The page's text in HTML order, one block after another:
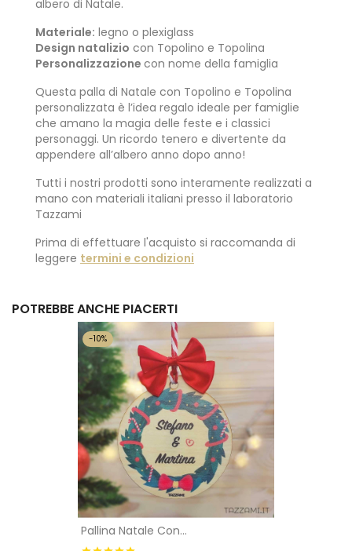
albero di Natale.
Materiale: legno o plexiglass
Design natalizio con Topolino e Topolina
Personalizzazione con nome della famiglia
Questa palla di Natale con Topolino e Topolina
personalizzata è l’idea regalo ideale per famiglie
che amano la magia delle feste e i classici
personaggi. Un ricordo tenero e divertente da
appendere all’albero anno dopo anno!
Tutti i nostri prodotti sono interamente realizzati a
mano con materiali italiani presso il laboratorio
Tazzami
Prima di effettuare l'acquisto si raccomanda di
leggere termini e condizioni
POTREBBE ANCHE PIACERTI
Pallina Natale Con...
-10%